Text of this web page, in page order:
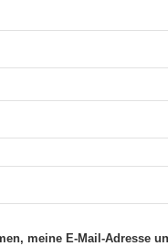
meine E-Mail-Adresse